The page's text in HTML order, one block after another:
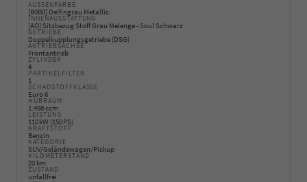
AUSSENFARBE
[B0B0] Delfingrau Metallic
INNENAUSSTATTUNG
[AO] Sitzbezug Stoff Grau Melenge - Soul Schwarz
GETRIEBE
Doppelkupplungsgetriebe (DSG)
ANTRIEBSACHSE
Frontantrieb
ZYLINDER
4
PARTIKELFILTER
1
SCHADSTOFFKLASSE
Euro 6
HUBRAUM
1.498 ccm
LEISTUNG
110 kW (150 PS)
KRAFTSTOFF
Benzin
KATEGORIE
SUV/Geländewagen/Pickup
KILOMETERSTAND
20 km
ZUSTAND
unfallfrei